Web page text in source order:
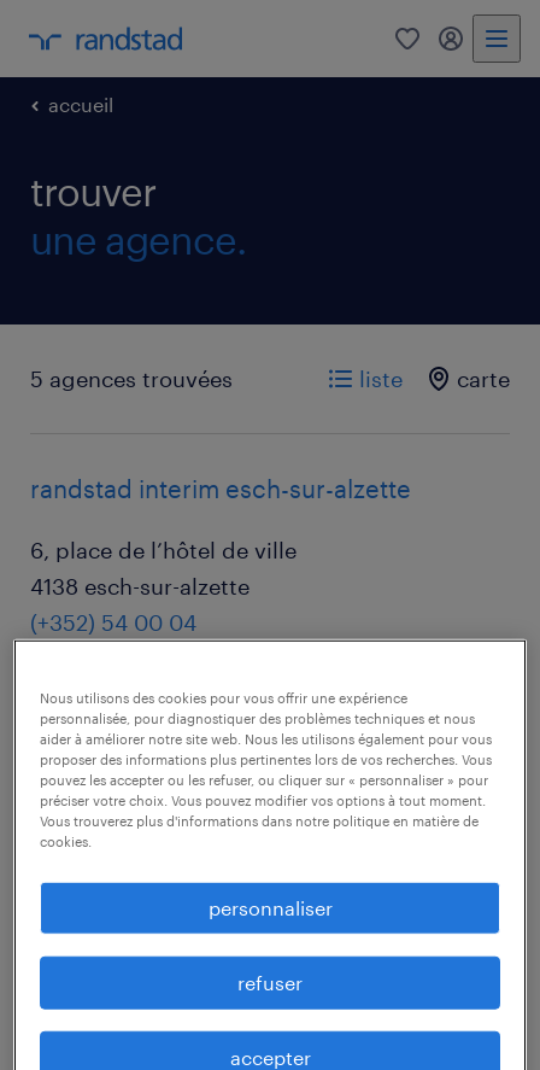
0 my
accueil
trouver
une agence.
5 agences trouvées liste carte
randstad interim esch-sur-alzette
6, place de l’hôtel de ville
4138 esch-sur-alzette
(+352) 54 00 04
bâtiment & second œuvre
hôtellerie & restauration
vente & commerce
randstad interim esch-sur-alzette
Nous utilisons des cookies pour vous offrir une expérience
personnalisée, pour diagnostiquer des problèmes techniques et nous
aider à améliorer notre site web. Nous les utilisons également pour vous
proposer des informations plus pertinentes lors de vos recherches. Vous
pouvez les accepter ou les refuser, ou cliquer sur « personnaliser » pour
préciser votre choix. Vous pouvez modifier vos options à tout moment.
Vous trouverez plus d'informations dans notre politique en matière de
cookies.
personnaliser
refuser
accepter